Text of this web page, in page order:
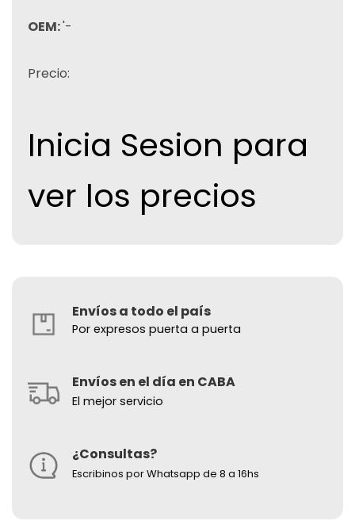
OEM:'-
Precio:
Inicia Sesion para
ver los precios
Envíos a todo el país
Por expresos puerta a puerta
Envíos en el día en CABA
El mejor servicio
¿Consultas?
Escribinos por Whatsapp de 8 a 16hs